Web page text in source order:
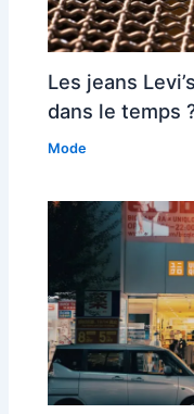
Les jeans
dans le temps
Mode